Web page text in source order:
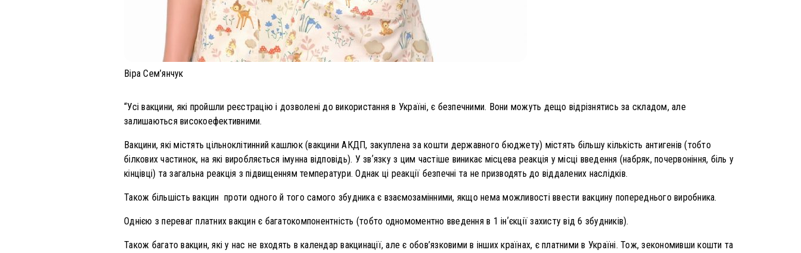
Віра Сем’янчук
“Усі вакцини, які пройшли реєстрацію і дозволені до використання в Україні, є безпечними. Вони можуть дещо відрізнятись за складом, але
залишаються високоефективними.
Вакцини, які містять цільноклітинний кашлюк (вакцини АКДП, закуплена за кошти державного бюджету) містять більшу кількість антигенів (тобто
білкових частинок, на які виробляється імунна відповідь). У звʼязку з цим частіше виникає місцева реакція у місці введення (набряк, почервоніння, біль у
кінцівці) та загальна реакція з підвищенням температури. Однак ці реакції безпечні та не призводять до віддалених наслідків.
Також більшість вакцин проти одного й того самого збудника є взаємозамінними, якщо нема можливості ввести вакцину попереднього виробника.
Однією з переваг платних вакцин є багатокомпонентність (тобто одномоментно введення в 1 інʼєкції захисту від 6 збудників).
Також багато вакцин, які у нас не входять в календар вакцинації, але є обов’язковими в інших країнах, є платними в Україні. Тож, зекономивши кошти та